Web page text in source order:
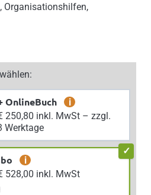
Organisationshilfen,
OnlineBuch
i
€ 250,80 inkl. MwSt – zzgl.
Werktage
i
€ 528,00 inkl. MwSt